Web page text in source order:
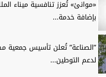
«موانئ» تُعزز تنافسية ميناء
بإضافة خدمة...
”الصناعة” تُعلن تأسيس جمعية
لدعم التوطين...